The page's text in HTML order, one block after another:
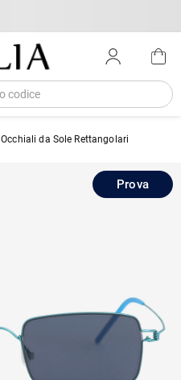
Occhiali da Sole Rettangolari
Prova